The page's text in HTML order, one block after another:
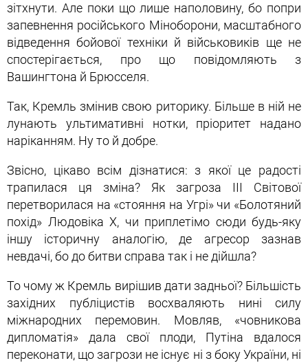
зітхнути. Але поки що лише наполовину, бо попри
запевнення російського Міноборони, масштабного
відведення бойової техніки й військовиків ще не
спостерігається, про що повідомляють з
Вашингтона й Брюсселя.
Так, Кремль змінив свою риторику. Більше в ній не
лунають ультимативні нотки, пріоритет надано
наріканням. Ну то й добре.
Звісно, цікаво всім дізнатися: з якої це радості
трапилася ця зміна? Як загроза ІІІ Світової
перетворилася на «стояння на Угрі» чи «Болотяний
похід» Людовіка Х, чи приплетімо сюди будь-яку
іншу історичну аналогію, де агресор зазнав
невдачі, бо до битви справа так і не дійшла?
То чому ж Кремль вирішив дати задньої? Більшість
західних публіцистів восхваляють нині силу
міжнародних перемовин. Мовляв, «човникова
дипломатія» дала свої плоди, Путіна вдалося
переконати, що загрози не існує ні з боку України, ні